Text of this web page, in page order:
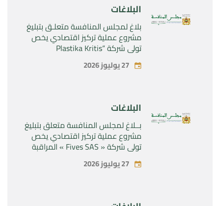
البلاغات
بلاغ لمجلس المنافسة متعلـق بتبليغ
مشروع عملية تركيز اقتصادي يخص
تولي شركة “Plastika Kritis
SA”المراقبة الحصرية لشركة
“Naturplas Industrial SARL” 27 يوليوز 2026
البلاغات
بــلاغ لمجلس المنافسة متعلق بتبليغ
مشروع عملية تركيز اقتصادي يخص
تولي شركة « Fives SAS » المراقبة
SAS »27 يوليوز 2026